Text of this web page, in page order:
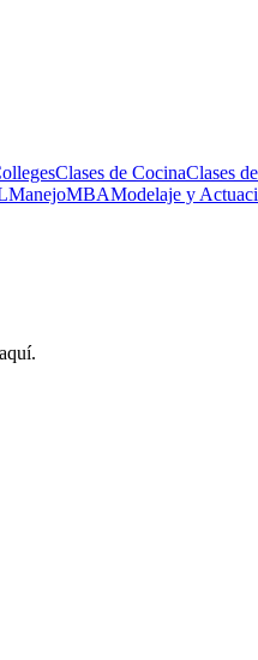
Clases de CocinaClases
ManejoMBAModelaje y